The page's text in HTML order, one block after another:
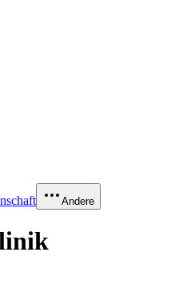
Andere